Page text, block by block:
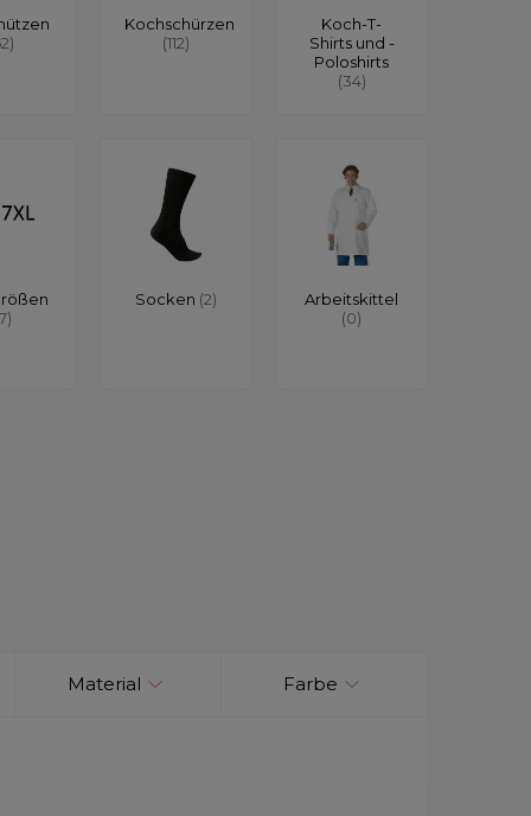
Kochschürzen
(112)
Koch-T-
Shirts und -
Poloshirts
(34)
Socken (2)
Arbeitskittel
(0)
Material Farbe